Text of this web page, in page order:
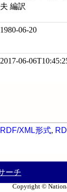
夫 編訳
1980-06-20
2017-06-
RDF/XML形式,
ーチ
Copyright ©